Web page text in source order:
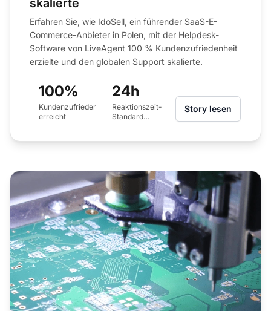
Erfahren Sie, wie IdoSell, ein führender SaaS-E-
Commerce-Anbieter in Polen, mit der Helpdesk-
Software von LiveAgent 100 % Kundenzufriedenheit
erzielte und den globalen Support skalierte.
100%
Kundenzufriedenheitsrate
erreicht
24h
Reaktionszeit-
Standard
Story lesen